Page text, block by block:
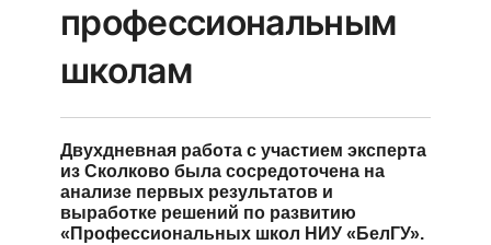
СПЕЦИАЛЬНОСТИ
ЭКЗАМЕНЫ
профессиональным
школам
Двухдневная работа с участием эксперта
из Сколково была сосредоточена на
анализе первых результатов и
выработке решений по развитию
«Профессиональных школ НИУ «БелГУ».